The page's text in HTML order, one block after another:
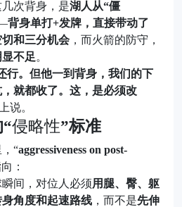
次背身，是湖人从“僵
背身单打+发牌，直接带动了
和三分机会 ，而火箭的防守，
不足。
行。但他一到背身，我们的下
就都收了。这，是必须改
说。
侵略性”标准
“aggressiveness on post-
：
间，对位人必须用腿、臀、躯
角度和起速路线 ，而不是先伸